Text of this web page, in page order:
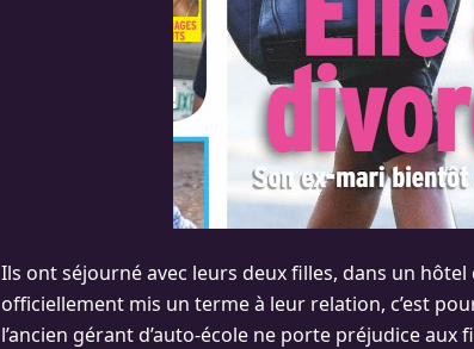
Ils ont séjourné avec leurs deux filles, dans un hôtel
officiellement mis un terme à leur relation, c’est
l’ancien gérant d’auto-école ne porte préjudice aux